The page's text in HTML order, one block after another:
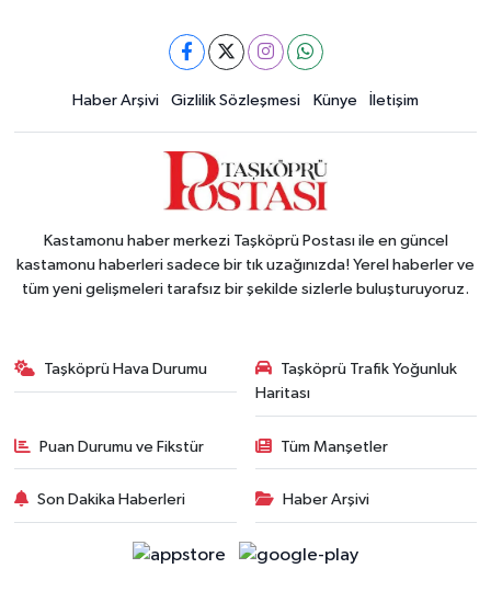
Haber Arşivi Gizlilik Sözleşmesi Künye İletişim
Kastamonu haber merkezi Taşköprü Postası ile en güncel
kastamonu haberleri sadece bir tık uzağınızda! Yerel haberler ve
tüm yeni gelişmeleri tarafsız bir şekilde sizlerle buluşturuyoruz.
Taşköprü Hava Durumu
Taşköprü Trafik Yoğunluk
Haritası
Puan Durumu ve Fikstür Tüm Manşetler
Son Dakika Haberleri Haber Arşivi